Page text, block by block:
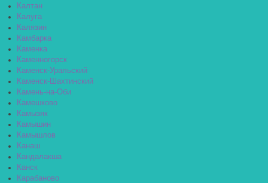
Калтан
Калуга
Калязин
Камбарка
Каменка
Каменногорск
Каменск-Уральский
Каменск-Шахтинский
Камень-на-Оби
Камешково
Камызяк
Камышин
Камышлов
Канаш
Кандалакша
Канск
Карабаново